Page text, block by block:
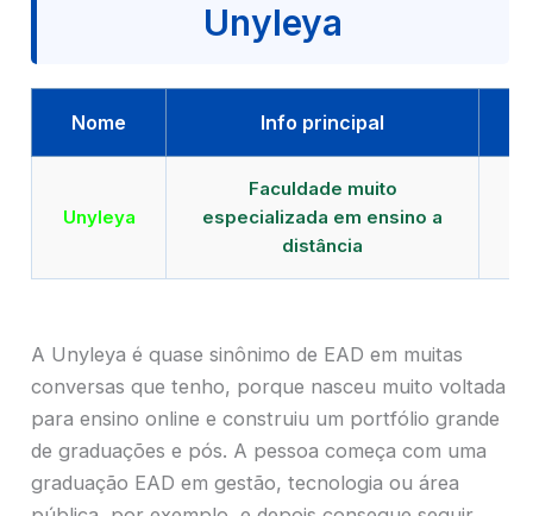
Unyleya
Nome Info principal
Unyleya
Faculdade muito
especializada em ensino a
distância
A Unyleya é quase sinônimo de EAD em muitas
conversas que tenho, porque nasceu muito voltada
para ensino online e construiu um portfólio grande
de graduações e pós. A pessoa começa com uma
graduação EAD em gestão, tecnologia ou área